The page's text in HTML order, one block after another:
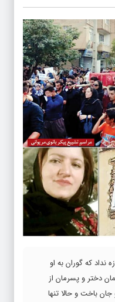
نداد که گوران به او
دختر و پسرمان از
باخت و حالا تنها